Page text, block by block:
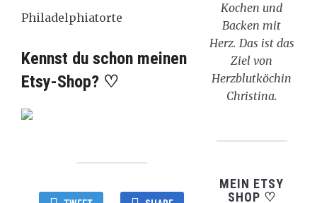
Philadelphiatorte
Kennst du schon meinen
Etsy-Shop? ♡
Kochen und
Backen mit
Herz. Das ist das
Ziel von
Herzblutköchin
Christina.
MEIN ETSY
SHOP ♡